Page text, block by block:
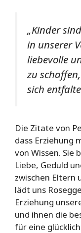
„Kinder
in unserer
liebevolle
zu
sich
Die Zitate von
dass Erziehung
von Wissen. Sie
Liebe, Geduld
zwischen Eltern
lädt uns
Erziehung
und ihnen die
für eine